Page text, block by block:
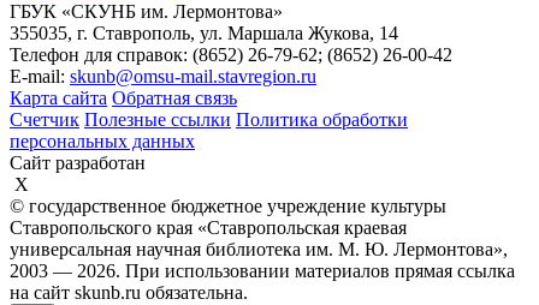
ГБУК «СКУНБ им. Лермонтова»
355035, г. Ставрополь, ул. Маршала Жукова, 14
Телефон для справок: (8652) 26-79-62; (8652) 26-00-42
E-mail: skunb@omsu-mail.stavregion.ru
Карта сайта Обратная связь
Счетчик Полезные ссылки Политика обработки
персональных данных
Сайт разработан
X
© государственное бюджетное учреждение культуры
Ставропольского края «Ставропольская краевая
универсальная научная библиотека им. М. Ю. Лермонтова»,
2003 — 2026. При использовании материалов прямая ссылка
на сайт skunb.ru обязательна.